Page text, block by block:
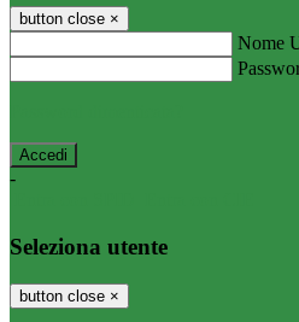
button close ×
Nome
-
Seleziona utente
button close ×